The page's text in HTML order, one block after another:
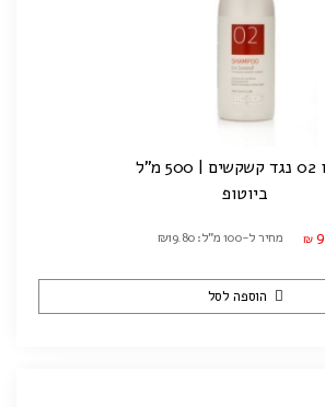
ביוטופ
₪ מחיר ל-100 מ"ל: ₪19.80
הוספה לסל